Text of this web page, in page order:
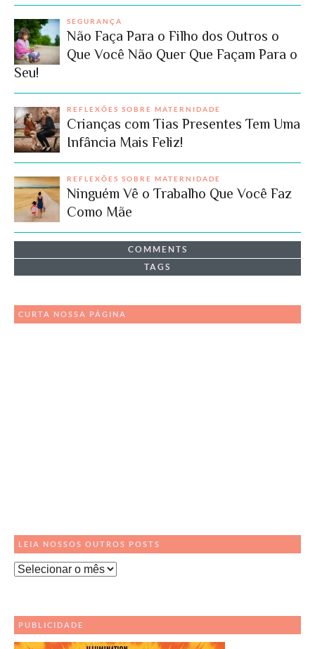
SEGURANÇA
Não Faça Para o Filho dos Outros o
Que Você Não Quer Que Façam Para o
Seu!
REFLEXÕES SOBRE MATERNIDADE
Crianças com Tias Presentes Tem Uma
Infância Mais Feliz!
REFLEXÕES SOBRE MATERNIDADE
Ninguém Vê o Trabalho Que Você Faz
Como Mãe
COMMENTS
TAGS
CURTA NOSSA PÁGINA
LEIA NOSSOS OUTROS POSTS
Leia
Posts
PUBLICIDADE